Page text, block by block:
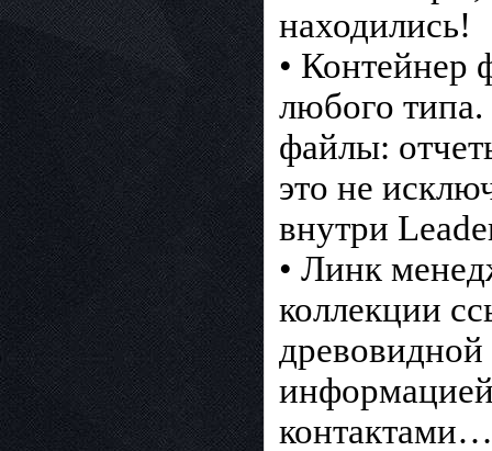
находились!
• Контейнер
любого
файлы:
это не
внутри
• Линк
коллекции